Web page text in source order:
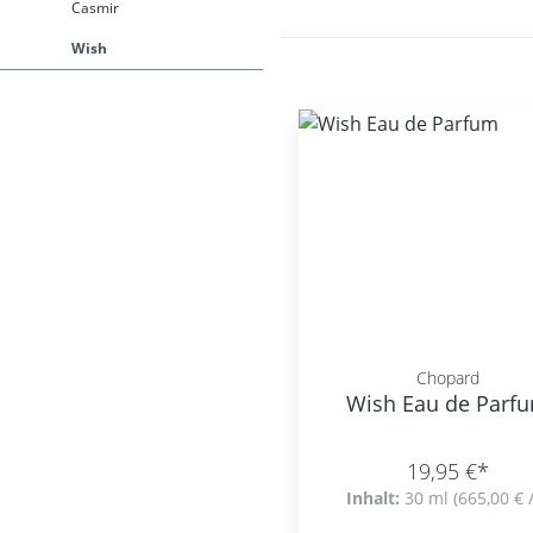
Casmir
Wish
Chopard
Wish Eau de
19,95 €*
Inhalt: 30 ml(665,00 €